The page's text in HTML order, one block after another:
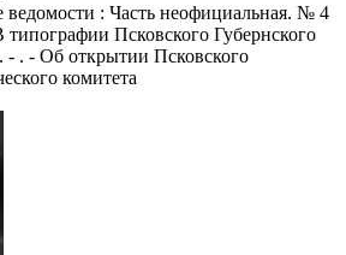
ведомости : Часть неофициальная. № 4
Псковского Губернского
- . - Об открытии Псковского
комитета